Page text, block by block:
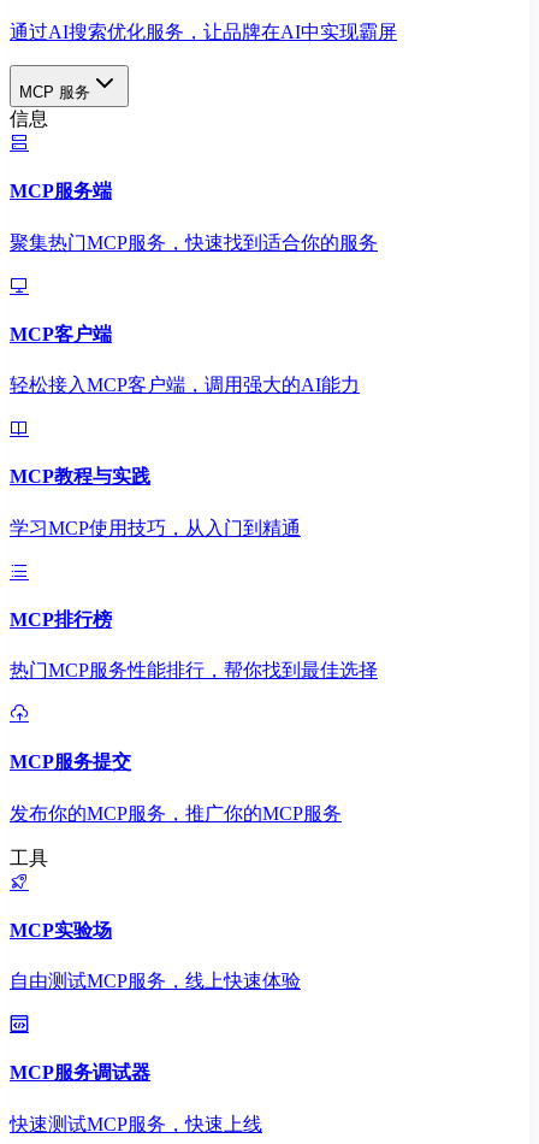
通过AI搜索优化服务，让品牌在AI中实现霸屏
MCP 服务
信息
MCP服务端
聚集热门MCP服务，快速找到适合你的服务
MCP客户端
轻松接入MCP客户端，调用强大的AI能力
MCP教程与实践
学习MCP使用技巧，从入门到精通
MCP排行榜
热门MCP服务性能排行，帮你找到最佳选择
MCP服务提交
发布你的MCP服务，推广你的MCP服务
工具
MCP实验场
自由测试MCP服务，线上快速体验
MCP服务调试器
快速测试MCP服务，快速上线